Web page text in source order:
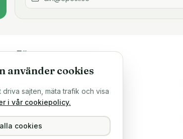
Företaget
Om oss
Sälj till oss
Köpvillkor
Integritetspolicy
använder cookies
sajten, mäta trafik och visa
i vår cookiepolicy.
cookies